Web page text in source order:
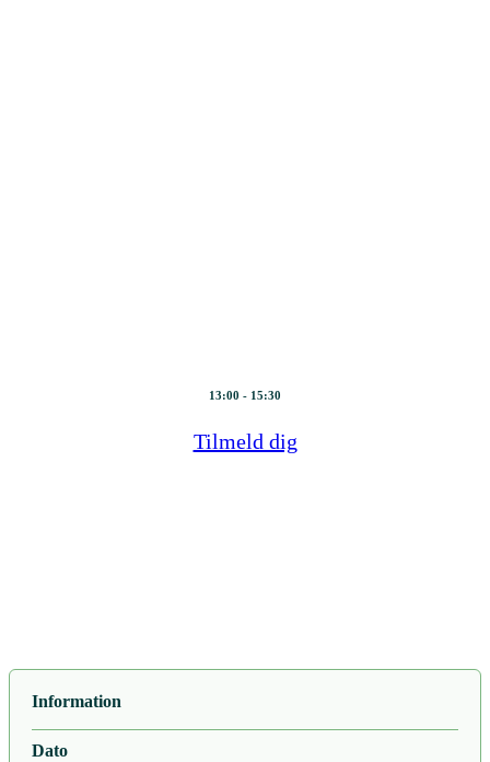
13:00 - 15:30
Tilmeld dig
Information
Dato